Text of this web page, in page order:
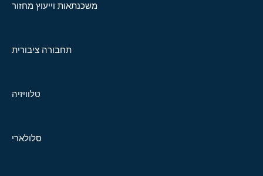
משכנתאות וייעוץ מחזור
תחבורה ציבורית
טלוויזיה
סלולארי